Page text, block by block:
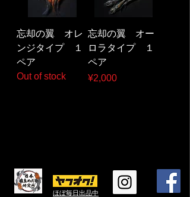
忘却の翼 オレ
ンジタイプ １
ペア
Out of stock
忘却の翼 オー
ロラタイプ １
ペア
Price
¥2,000
ほぼ毎日出品中